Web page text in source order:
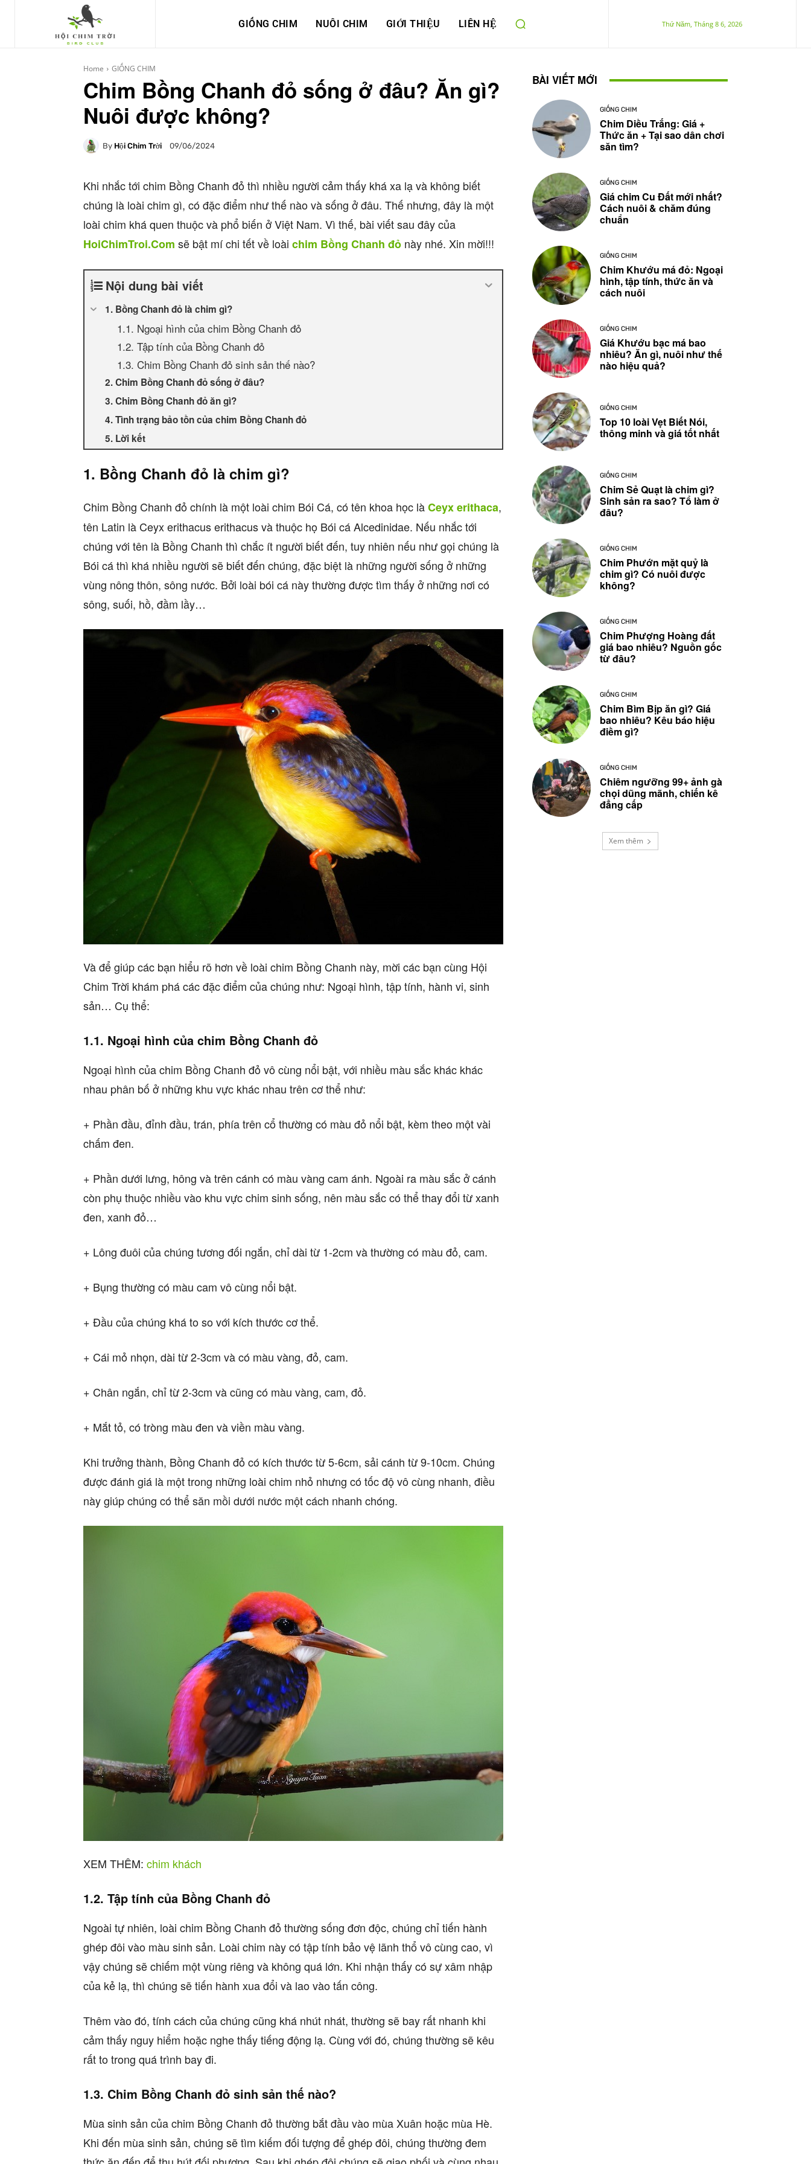
GIỐNG CHIM NUÔI CHIM GIỚI THIỆU LIÊN HỆ Thứ Năm, Tháng 8 6, 2026
Home GIỐNG CHIM
Chim Bồng Chanh đỏ sống ở đâu? Ăn gì?
Nuôi được không?
By Hội Chim Trời 09/06/2024
Khi nhắc tới chim Bồng Chanh đỏ thì nhiều người cảm thấy khá xa lạ và không biết
chúng là loài chim gì, có đặc điểm như thế nào và sống ở đâu. Thế nhưng, đây là một
loài chim khá quen thuộc và phổ biến ở Việt Nam. Vì thế, bài viết sau đây của
HoiChimTroi.Com sẽ bật mí chi tết về loài chim Bồng Chanh đỏ này nhé. Xin mời!!!
Nội dung bài viết
1. Bồng Chanh đỏ là chim gì?
1.1. Ngoại hình của chim Bồng Chanh đỏ
1.2. Tập tính của Bồng Chanh đỏ
1.3. Chim Bồng Chanh đỏ sinh sản thế nào?
2. Chim Bồng Chanh đỏ sống ở đâu?
3. Chim Bồng Chanh đỏ ăn gì?
4. Tình trạng bảo tồn của chim Bồng Chanh đỏ
5. Lời kết
1. Bồng Chanh đỏ là chim gì?
Chim Bồng Chanh đỏ chính là một loài chim Bói Cá, có tên khoa học làCeyx erithaca,
tên Latin là Ceyx erithacus erithacus và thuộc họ Bói cá Alcedinidae. Nếu nhắc tới
chúng với tên là Bồng Chanh thì chắc ít người biết đến, tuy nhiên nếu như gọi chúng là
Bói cá thì khá nhiều người sẽ biết đến chúng, đặc biệt là những người sống ở những
vùng nông thôn, sông nước. Bởi loài bói cá này thường được tìm thấy ở những nơi có
sông, suối, hồ, đầm lầy…
Và để giúp các bạn hiểu rõ hơn về loài chim Bồng Chanh này, mời các bạn cùng Hội
Chim Trời khám phá các đặc điểm của chúng như: Ngoại hình, tập tính, hành vi, sinh
sản… Cụ thể:
1.1. Ngoại hình của chim Bồng Chanh đỏ
Ngoại hình của chim Bồng Chanh đỏ vô cùng nổi bật, với nhiều màu sắc khác khác
nhau phân bố ở những khu vực khác nhau trên cơ thể như:
+ Phần đầu, đỉnh đầu, trán, phía trên cổ thường có màu đỏ nổi bật, kèm theo một vài
chấm đen.
+ Phần dưới lưng, hông và trên cánh có màu vàng cam ánh. Ngoài ra màu sắc ở cánh
còn phụ thuộc nhiều vào khu vực chim sinh sống, nên màu sắc có thể thay đổi từ xanh
đen, xanh đỏ…
+ Lông đuôi của chúng tương đối ngắn, chỉ dài từ 1-2cm và thường có màu đỏ, cam.
+ Bụng thường có màu cam vô cùng nổi bật.
+ Đầu của chúng khá to so với kích thước cơ thể.
+ Cái mỏ nhọn, dài từ 2-3cm và có màu vàng, đỏ, cam.
+ Chân ngắn, chỉ từ 2-3cm và cũng có màu vàng, cam, đỏ.
+ Mắt tỏ, có tròng màu đen và viền màu vàng.
Khi trưởng thành, Bồng Chanh đỏ có kích thước từ 5-6cm, sải cánh từ 9-10cm. Chúng
được đánh giá là một trong những loài chim nhỏ nhưng có tốc độ vô cùng nhanh, điều
này giúp chúng có thể săn mồi dưới nước một cách nhanh chóng.
XEM THÊM: chim khách
1.2. Tập tính của Bồng Chanh đỏ
Ngoài tự nhiên, loài chim Bồng Chanh đỏ thường sống đơn độc, chúng chỉ tiến hành
ghép đôi vào màu sinh sản. Loài chim này có tập tính bảo vệ lãnh thổ vô cùng cao, vì
vậy chúng sẽ chiếm một vùng riêng và không quá lớn. Khi nhận thấy có sự xâm nhập
của kẻ lạ, thì chúng sẽ tiến hành xua đổi và lao vào tấn công.
Thêm vào đó, tính cách của chúng cũng khá nhút nhát, thường sẽ bay rất nhanh khi
cảm thấy nguy hiểm hoặc nghe thấy tiếng động lạ. Cùng với đó, chúng thường sẽ kêu
rất to trong quá trình bay đi.
1.3. Chim Bồng Chanh đỏ sinh sản thế nào?
Mùa sinh sản của chim Bồng Chanh đỏ thường bắt đầu vào mùa Xuân hoặc mùa Hè.
Khi đến mùa sinh sản, chúng sẽ tìm kiếm đối tượng để ghép đôi, chúng thường đem
BÀI VIẾT MỚI
GIỐNG CHIM
Chim Diều Trắng: Giá +
Thức ăn + Tại sao dân chơi
săn tìm?
GIỐNG CHIM
Giá chim Cu Đất mới nhất?
Cách nuôi & chăm đúng
chuẩn
GIỐNG CHIM
Chim Khướu má đỏ: Ngoại
hình, tập tính, thức ăn và
cách nuôi
GIỐNG CHIM
Giá Khướu bạc má bao
nhiêu? Ăn gì, nuôi như thế
nào hiệu quả?
GIỐNG CHIM
Top 10 loài Vẹt Biết Nói,
thông minh và giá tốt nhất
GIỐNG CHIM
Chim Sẻ Quạt là chim gì?
Sinh sản ra sao? Tổ làm ở
đâu?
GIỐNG CHIM
Chim Phướn mặt quỷ là
chim gì? Có nuôi được
không?
GIỐNG CHIM
Chim Phượng Hoàng đất
giá bao nhiêu? Nguồn gốc
từ đâu?
GIỐNG CHIM
Chim Bìm Bịp ăn gì? Giá
bao nhiêu? Kêu báo hiệu
điềm gì?
GIỐNG CHIM
Chiêm ngưỡng 99+ ảnh gà
chọi dũng mãnh, chiến kê
đẳng cấp
Xem thêm